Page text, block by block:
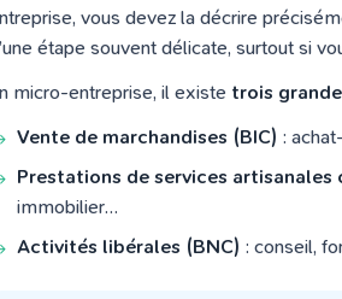
vous devez la décrire
étape souvent délicate, surtout si
micro-entreprise, il existe trois
Vente de marchandises (BIC) :
Prestations de services artisanales
immobilier…
Activités libérales (BNC) : conseil,